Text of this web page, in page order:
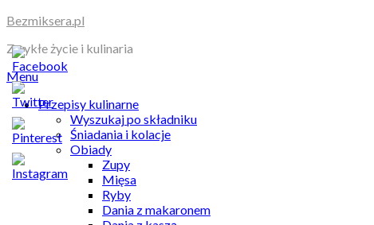
Skip
content
Bezmiksera.pl
Zwykłe życie i kulinaria
Menu
Przepisy kulinarne
Wyszukaj po składniku
Śniadania i kolacje
Obiady
Zupy
Mięsa
Ryby
Dania z makaronem